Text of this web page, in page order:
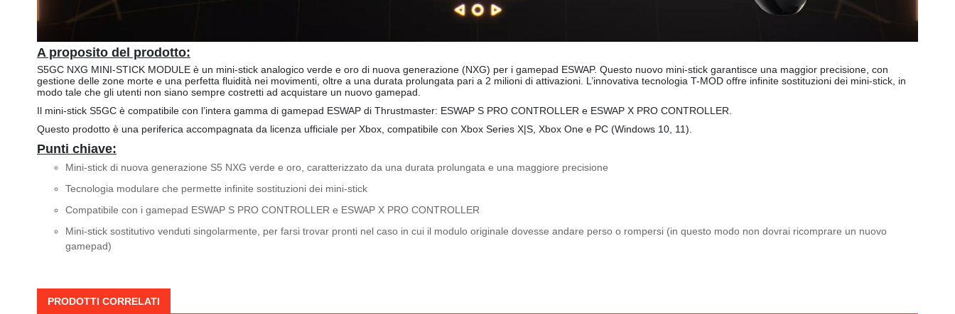
A proposito del prodotto:
S5GC NXG MINI-STICK MODULE è un mini-stick analogico verde e oro di nuova generazione (NXG) per i gamepad ESWAP. Questo nuovo mini-stick garantisce una maggior precisione, con
gestione delle zone morte e una perfetta fluidità nei movimenti, oltre a una durata prolungata pari a 2 milioni di attivazioni. L’innovativa tecnologia T-MOD offre infinite sostituzioni dei mini-stick, in
modo tale che gli utenti non siano sempre costretti ad acquistare un nuovo gamepad.
Il mini-stick S5GC è compatibile con l’intera gamma di gamepad ESWAP di Thrustmaster: ESWAP S PRO CONTROLLER e ESWAP X PRO CONTROLLER.
Questo prodotto è una periferica accompagnata da licenza ufficiale per Xbox, compatibile con Xbox Series X|S, Xbox One e PC (Windows 10, 11).
Punti chiave:
Mini-stick di nuova generazione S5 NXG verde e oro, caratterizzato da una durata prolungata e una maggiore precisione
Tecnologia modulare che permette infinite sostituzioni dei mini-stick
Compatibile con i gamepad ESWAP S PRO CONTROLLER e ESWAP X PRO CONTROLLER
Mini-stick sostitutivo venduti singolarmente, per farsi trovar pronti nel caso in cui il modulo originale dovesse andare perso o rompersi (in questo modo non dovrai ricomprare un nuovo
gamepad)
PRODOTTI CORRELATI